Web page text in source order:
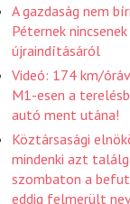
A gazdaság nem
Péternek
újraindításáról
Videó: 174 km/
M1-esen a
autó ment utána!
Köztársasági
mindenki azt
szombaton a
eddig felmerült